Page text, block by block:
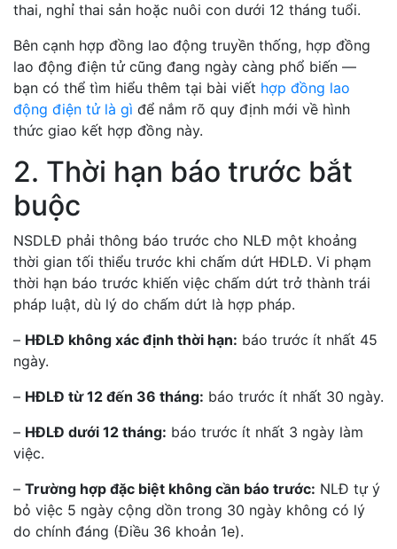
thai, nghỉ thai sản hoặc nuôi con dưới 12 tháng tuổi.
Bên cạnh hợp đồng lao động truyền thống, hợp đồng
lao động điện tử cũng đang ngày càng phổ biến —
bạn có thể tìm hiểu thêm tại bài viết hợp đồng lao
động điện tử là gì để nắm rõ quy định mới về hình
thức giao kết hợp đồng này.
2. Thời hạn báo trước bắt
buộc
NSDLĐ phải thông báo trước cho NLĐ một khoảng
thời gian tối thiểu trước khi chấm dứt HĐLĐ. Vi phạm
thời hạn báo trước khiến việc chấm dứt trở thành trái
pháp luật, dù lý do chấm dứt là hợp pháp.
– HĐLĐ không xác định thời hạn: báo trước ít nhất 45
ngày.
– HĐLĐ từ 12 đến 36 tháng: báo trước ít nhất 30 ngày.
– HĐLĐ dưới 12 tháng: báo trước ít nhất 3 ngày làm
việc.
– Trường hợp đặc biệt không cần báo trước: NLĐ tự ý
bỏ việc 5 ngày cộng dồn trong 30 ngày không có lý
do chính đáng (Điều 36 khoản 1e).